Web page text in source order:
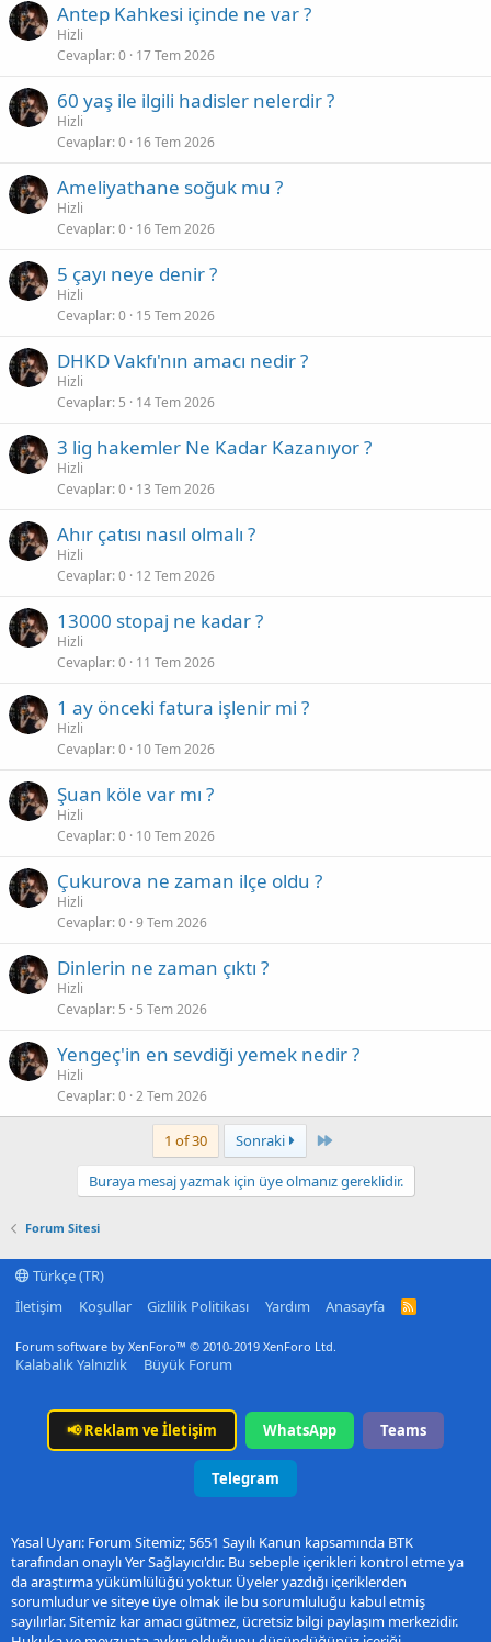
Antep Kahkesi içinde ne var ?
Hizli
Cevaplar 0 17 Tem 2026
60 yaş ile ilgili hadisler nelerdir ?
Hizli
Cevaplar 0 16 Tem 2026
Ameliyathane soğuk mu ?
Hizli
Cevaplar 0 16 Tem 2026
5 çayı neye denir ?
Hizli
Cevaplar 0 15 Tem 2026
DHKD Vakfı'nın amacı nedir ?
Hizli
Cevaplar 5 14 Tem 2026
3 lig hakemler Ne Kadar Kazanıyor ?
Hizli
Cevaplar 0 13 Tem 2026
Ahır çatısı nasıl olmalı ?
Hizli
Cevaplar 0 12 Tem 2026
13000 stopaj ne kadar ?
Hizli
Cevaplar 0 11 Tem 2026
1 ay önceki fatura işlenir mi ?
Hizli
Cevaplar 0 10 Tem 2026
Şuan köle var mı ?
Hizli
Cevaplar 0 10 Tem 2026
Çukurova ne zaman ilçe oldu ?
Hizli
Cevaplar 0 9 Tem 2026
Dinlerin ne zaman çıktı ?
Hizli
Cevaplar 5 5 Tem 2026
Yengeç'in en sevdiği yemek nedir ?
Hizli
Cevaplar 0 2 Tem 2026
1 of 30 Sonraki Last
Buraya mesaj yazmak için üye olmanız gereklidir.
Forum Sitesi
Türkçe (TR)
İletişim
Koşullar Gizlilik Politikası Yardım Anasayfa
R
Forum software by XenForo™ © 2010-2019 XenForo Ltd.
Kalabalık Yalnızlık Büyük Forum
📢Reklam ve İletişim WhatsApp Teams
Telegram
Yasal Uyarı: Forum Sitemiz; 5651 Sayılı Kanun kapsamında BTK
tarafından onaylı Yer Sağlayıcı'dır. Bu sebeple içerikleri kontrol etme ya
da araştırma yükümlülüğü yoktur. Üyeler yazdığı içeriklerden
sorumludur ve siteye üye olmak ile bu sorumluluğu kabul etmiş
sayılırlar. Sitemiz kar amacı gütmez, ücretsiz bilgi paylaşım merkezidir.